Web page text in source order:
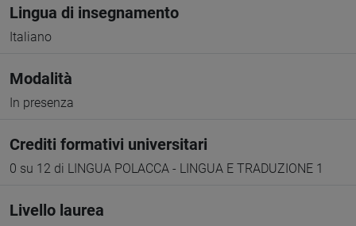
Lingua di insegnamento
Italiano
Modalità
In presenza
Crediti formativi universitari
0 su 12 di LINGUA POLACCA - LINGUA E TRADUZIONE 1
Livello laurea